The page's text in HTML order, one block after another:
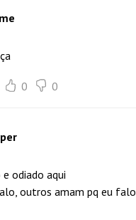
0 0
odiado aqui
outros amam pq eu falo